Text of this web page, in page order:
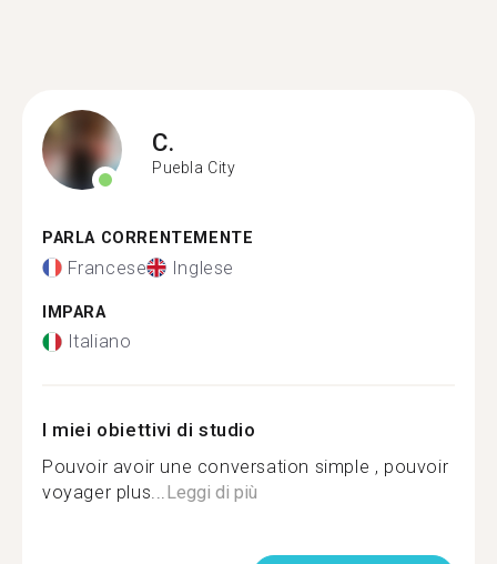
C.
Puebla City
PARLA CORRENTEMENTE
Francese Inglese
IMPARA
Italiano
I miei obiettivi di studio
Pouvoir avoir une conversation simple , pouvoir
voyager plus...Leggi di più